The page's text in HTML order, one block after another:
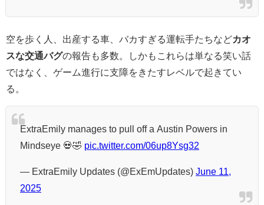
空を歩く人、出産する車、バカすぎる運転手たちなどカオ
スな交通バグの報告も多数。しかもこれらは単なる笑い話
ではなく、ゲーム進行に支障をきたすレベルで起きてい
る。
ExtraEmily manages to pull off a Austin Powers in
Mindseye 💀🤣 pic.twitter.com/06up8Ysg32
— ExtraEmily Updates (@ExEmUpdates) June 11,
2025